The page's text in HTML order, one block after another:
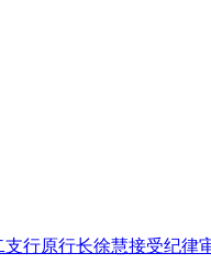
行原行长徐慧接受纪律